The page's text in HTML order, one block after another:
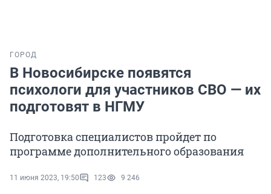
ГОРОД
В Новосибирске появятся
психологи для участников СВО — их
подготовят в НГМУ
Подготовка специалистов пройдет по
программе дополнительного образования
11 июня 2023, 19:50 123 9 246